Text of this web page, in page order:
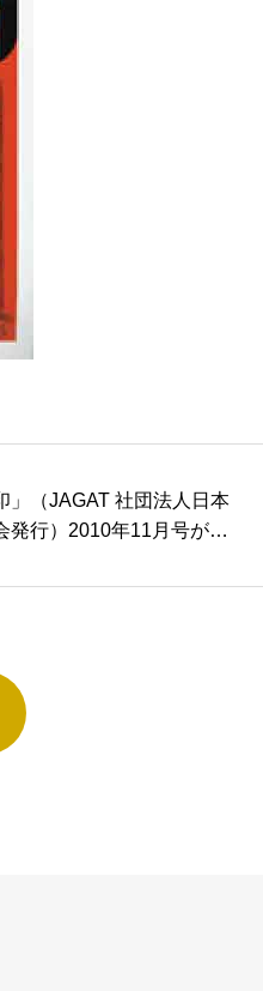
」（JAGAT 社団法人日本
発行）2010年11月号が発